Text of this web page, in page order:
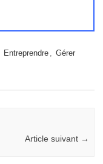
Entreprendre
Gérer
Article suivant →